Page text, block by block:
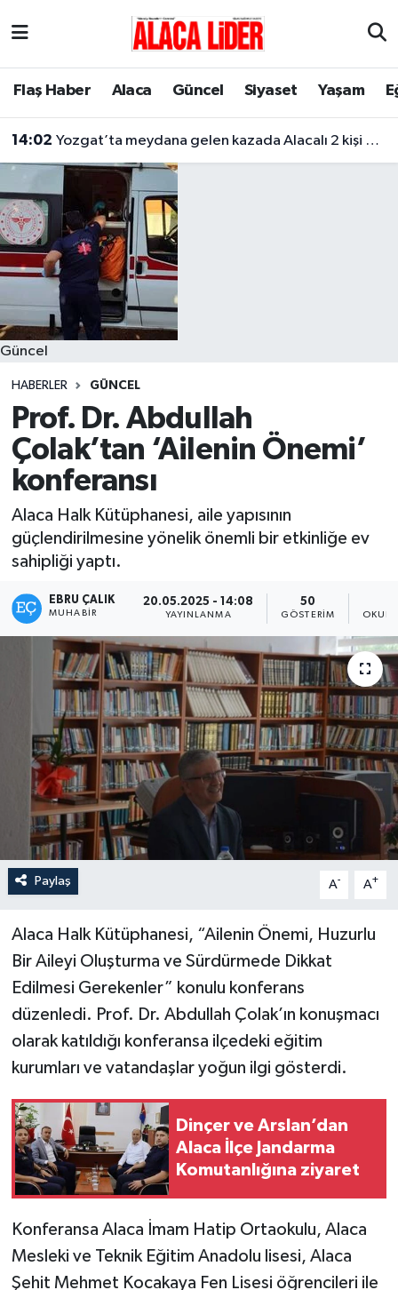
Flaş Haber Alaca Güncel Siyaset Yaşam
14:02 Yozgat’ta meydana gelen kazada Alacalı 2 kişi hayatını kaybetti
Güncel
HABERLER GÜNCEL
Prof. Dr. Abdullah
Çolak’tan ‘Ailenin Önemi’
konferansı
Alaca Halk Kütüphanesi, aile yapısının
güçlendirilmesine yönelik önemli bir etkinliğe ev
sahipliği yaptı.
EBRU ÇALIK
MUHABIR
20.05.2025 - 14:08
YAYINLANMA
50
GÖSTERIM
Paylaş A- A+
Alaca Halk Kütüphanesi, “Ailenin Önemi, Huzurlu
Bir Aileyi Oluşturma ve Sürdürmede Dikkat
Edilmesi Gerekenler” konulu konferans
düzenledi. Prof. Dr. Abdullah Çolak’ın konuşmacı
olarak katıldığı konferansa ilçedeki eğitim
kurumları ve vatandaşlar yoğun ilgi gösterdi.
Dinçer ve Arslan’dan
Alaca İlçe Jandarma
Komutanlığına ziyaret
Konferansa Alaca İmam Hatip Ortaokulu, Alaca
Mesleki ve Teknik Eğitim Anadolu lisesi, Alaca
Şehit Mehmet Kocakaya Fen Lisesi öğrencileri ile
Çorum Nöbetçi Eczaneler
Çorum Trafik Yoğunluk Haritası
Süper Lig Puan Durumu ve Fikstür
Tüm Manşetler
Son Dakika Haberleri
Haber Arşivi